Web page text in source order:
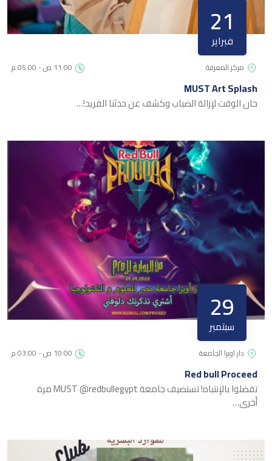
21
فبراير
مركز المعرفة
MUST Art Splash
حان الوقت لإزالة الضباب وكشف عن حدثنا الفريد!…
29
سبتمبر
دار اوبرا الجامعة
Red bull Proceed
تفضلوا بالإنتباه! تستضيف جامعة MUST @redbullegypt مرة
أخرى…